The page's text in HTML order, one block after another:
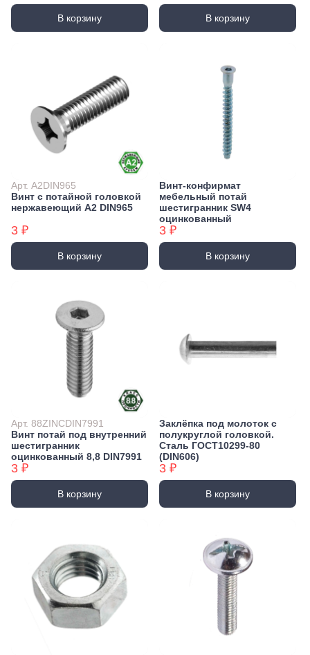
В корзину В корзину
Арт. А2DIN965
Винт с потайной головкой
нержавеющий А2 DIN965
3 ₽
В корзину
Винт-конфирмат
мебельный потай
шестигранник SW4
оцинкованный
3 ₽
В корзину
Арт. 88ZINCDIN7991
Винт потай под внутренний
шестигранник
оцинкованный 8,8 DIN7991
3 ₽
В корзину
Заклёпка под молоток с
полукруглой головкой.
Сталь ГОСТ10299-80
(DIN606)
3 ₽
В корзину